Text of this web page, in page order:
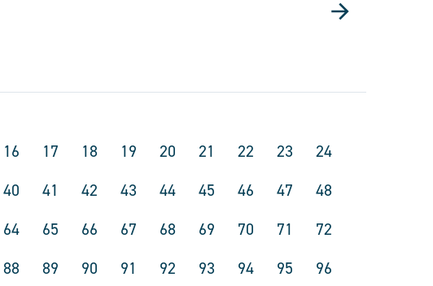
16 17 18 19 20 21 22 23
24
40 41 42 43 44 45 46 47
48
64 65 66 67 68 69 70 71
72
88 89 90 91 92 93 94 95
96